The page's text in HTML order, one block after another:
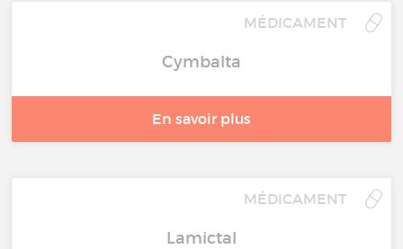
MÉDICAMENT
Cymbalta
En savoir plus
MÉDICAMENT
Lamictal